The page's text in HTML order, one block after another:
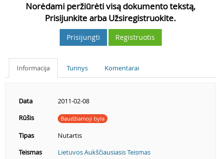
Norėdami peržiūrėti visą dokumento tekstą,
Prisijunkite arba Užsiregistruokite.
Prisijungti Registruotis
Informacija Turinys Komentarai
Data
2011-02-08
Rūšis
Baudžiamoji byla
Tipas
Nutartis
Teismas
Lietuvos Aukščiausiasis Teismas